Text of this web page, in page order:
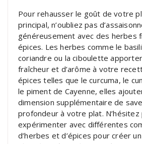
Pour rehausser le goût de votre
principal, n’oubliez pas
généreusement avec des herbes
épices. Les herbes comme le
coriandre ou la ciboulette
fraîcheur et d’arôme à votre
épices telles que le curcuma, le
le piment de Cayenne, elles
dimension supplémentaire de
profondeur à votre plat. N’hésitez
expérimenter avec différentes
d’herbes et d’épices pour créer